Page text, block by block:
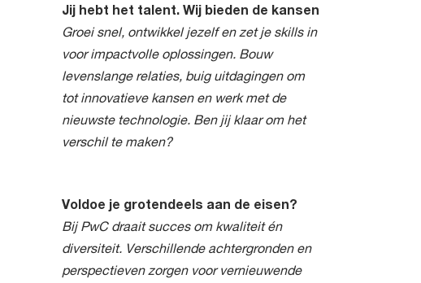
Jij hebt het talent. Wij bieden de kansen
Groei snel, ontwikkel jezelf en zet je skills in
voor impactvolle oplossingen. Bouw
levenslange relaties, buig uitdagingen om
tot innovatieve kansen en werk met de
nieuwste technologie. Ben jij klaar om het
verschil te maken?
Voldoe je grotendeels aan de eisen?
Bij PwC draait succes om kwaliteit én
diversiteit. Verschillende achtergronden en
perspectieven zorgen voor vernieuwende